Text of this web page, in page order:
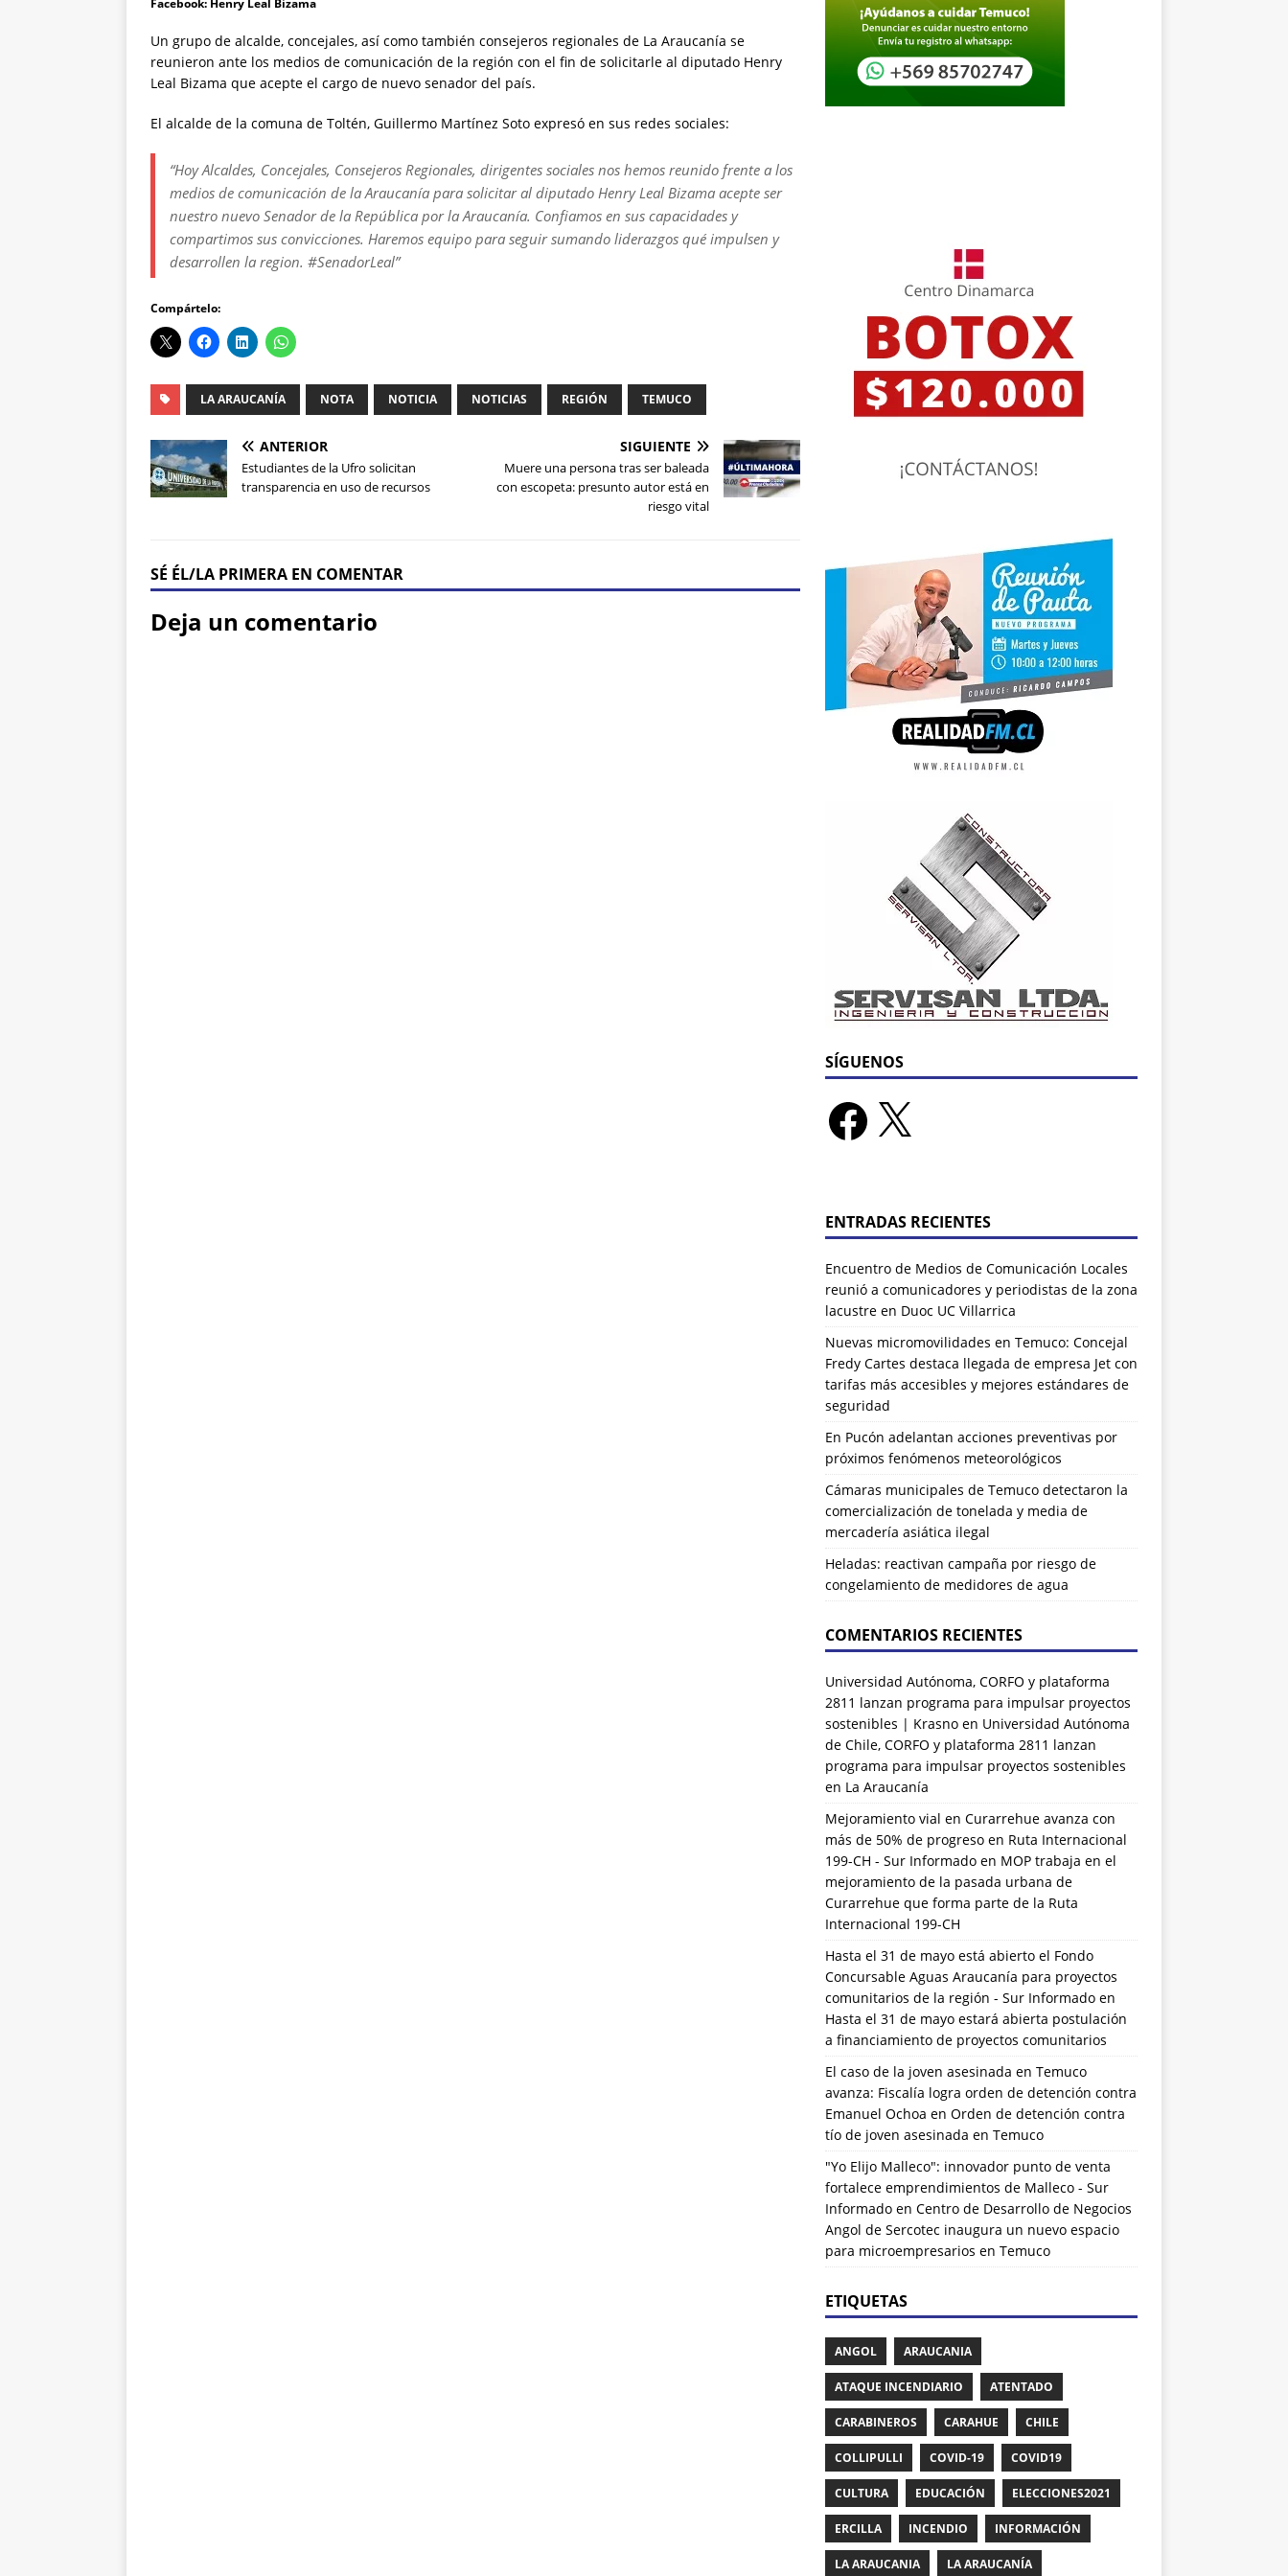
Facebook: Henry Leal Bizama
Un grupo de alcalde, concejales, así como también consejeros regionales de La Araucanía se
reunieron ante los medios de comunicación de la región con el fin de solicitarle al diputado Henry
Leal Bizama que acepte el cargo de nuevo senador del país.
El alcalde de la comuna de Toltén, Guillermo Martínez Soto expresó en sus redes sociales:
“Hoy Alcaldes, Concejales, Consejeros Regionales, dirigentes sociales nos hemos reunido frente a los
medios de comunicación de la Araucanía para solicitar al diputado Henry Leal Bizama acepte ser
nuestro nuevo Senador de la República por la Araucanía. Confiamos en sus capacidades y
compartimos sus convicciones. Haremos equipo para seguir sumando liderazgos qué impulsen y
desarrollen la region. #SenadorLeal”
Compártelo:
LA ARAUCANÍA NOTA NOTICIA NOTICIAS REGIÓN TEMUCO
ANTERIOR
Estudiantes de la Ufro solicitan
transparencia en uso de recursos
SIGUIENTE
Muere una persona tras ser baleada
con escopeta: presunto autor está en
riesgo vital
SÉ ÉL/LA PRIMERA EN COMENTAR
Deja un comentario
SÍGUENOS
ENTRADAS RECIENTES
Encuentro de Medios de Comunicación Locales
reunió a comunicadores y periodistas de la zona
lacustre en Duoc UC Villarrica
Nuevas micromovilidades en Temuco: Concejal
Fredy Cartes destaca llegada de empresa Jet con
tarifas más accesibles y mejores estándares de
seguridad
En Pucón adelantan acciones preventivas por
próximos fenómenos meteorológicos
Cámaras municipales de Temuco detectaron la
comercialización de tonelada y media de
mercadería asiática ilegal
Heladas: reactivan campaña por riesgo de
congelamiento de medidores de agua
COMENTARIOS RECIENTES
Universidad Autónoma, CORFO y plataforma
2811 lanzan programa para impulsar proyectos
sostenibles | Krasnoen Universidad Autónoma
de Chile, CORFO y plataforma 2811 lanzan
programa para impulsar proyectos sostenibles
en La Araucanía
Mejoramiento vial en Curarrehue avanza con
más de 50% de progreso en Ruta Internacional
199-CH - Sur Informadoen MOP trabaja en el
mejoramiento de la pasada urbana de
Curarrehue que forma parte de la Ruta
Internacional 199-CH
Hasta el 31 de mayo está abierto el Fondo
Concursable Aguas Araucanía para proyectos
comunitarios de la región - Sur Informadoen
Hasta el 31 de mayo estará abierta postulación
a financiamiento de proyectos comunitarios
El caso de la joven asesinada en Temuco
avanza: Fiscalía logra orden de detención contra
Emanuel Ochoa en Orden de detención contra
tío de joven asesinada en Temuco
"Yo Elijo Malleco": innovador punto de venta
fortalece emprendimientos de Malleco - Sur
Informadoen Centro de Desarrollo de Negocios
Angol de Sercotec inaugura un nuevo espacio
para microempresarios en Temuco
ETIQUETAS
ANGOL ARAUCANIA
ATAQUE INCENDIARIO ATENTADO
CARABINEROS CARAHUE CHILE
COLLIPULLI COVID-19 COVID19
CULTURA EDUCACIÓN ELECCIONES2021
ERCILLA INCENDIO INFORMACIÓN
LA ARAUCANIA LA ARAUCANÍA